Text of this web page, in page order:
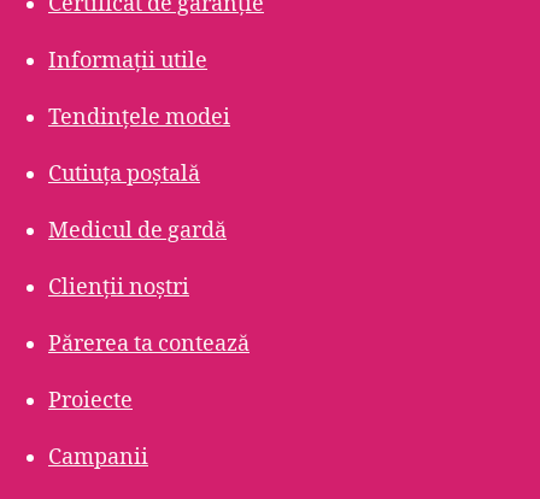
Informații utile
Tendințele modei
Cutiuța poștală
Medicul de gardă
Clienții noștri
Părerea ta contează
Proiecte
Campanii